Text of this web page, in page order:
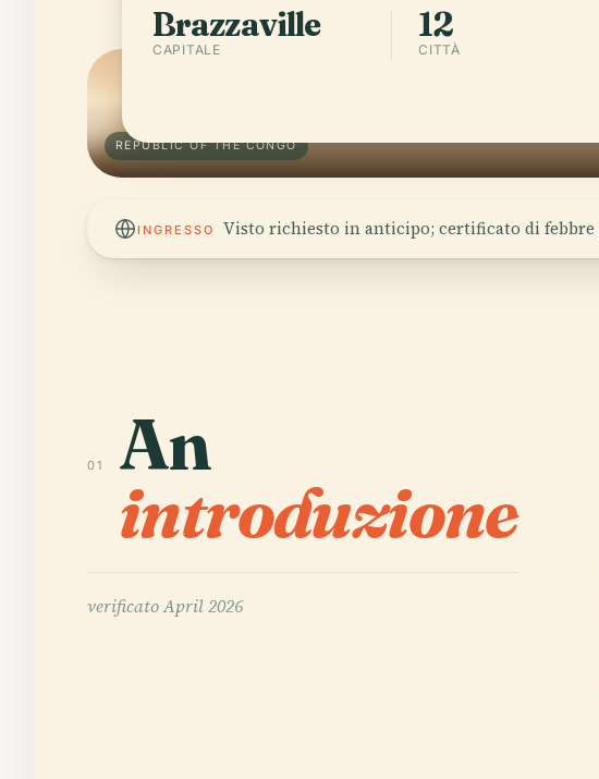
REPUBLIC OF THE CONGO
Brazzaville
CAPITALE
12
CITTÀ
INGRESSO Visto richiesto in anticipo; certificato di
01 An
introduzione
verificatoApril 2026